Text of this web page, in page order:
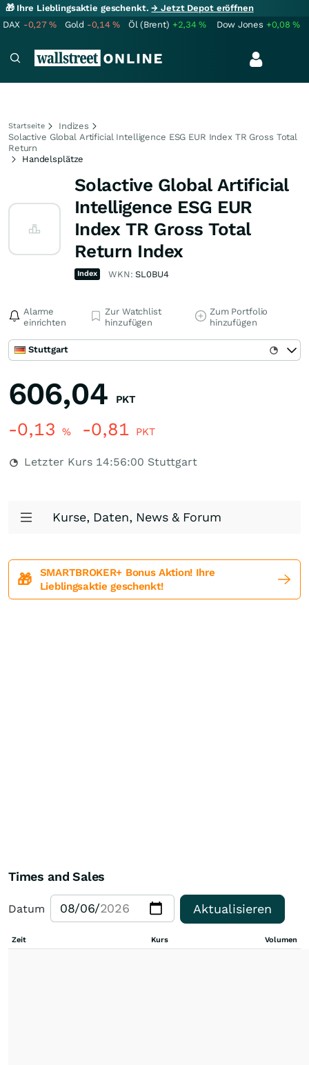
🎁 Ihre Lieblingsaktie geschenkt.→ Jetzt Depot eröffnen
DAX -0,27% Gold -0,14% Öl (Brent) +2,34% Dow Jones +0,08%
Startseite
Indizes
Solactive Global Artificial Intelligence ESG EUR Index TR Gross Total
Return
Handelsplätze
Solactive Global Artificial
Intelligence ESG EUR
Index TR Gross Total
Return Index
Index WKN:SL0BU4
Alarme
einrichten
Zur Watchlist
hinzufügen
Zum Portfolio
hinzufügen
Stuttgart
606,04 PKT
-0,13 % -0,81 PKT
Letzter Kurs 14:56:00 Stuttgart
Kurse, Daten, News & Forum
🎁
SMARTBROKER+ Bonus Aktion! Ihre
Lieblingsaktie geschenkt!
Times and Sales
Datum Aktualisieren
Zeit Kurs Volumen